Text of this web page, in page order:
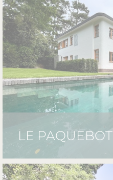
LE